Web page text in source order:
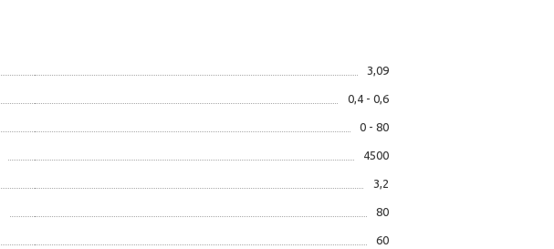
3,09
0,4 - 0,6
0 - 80
4500
3,2
80
60